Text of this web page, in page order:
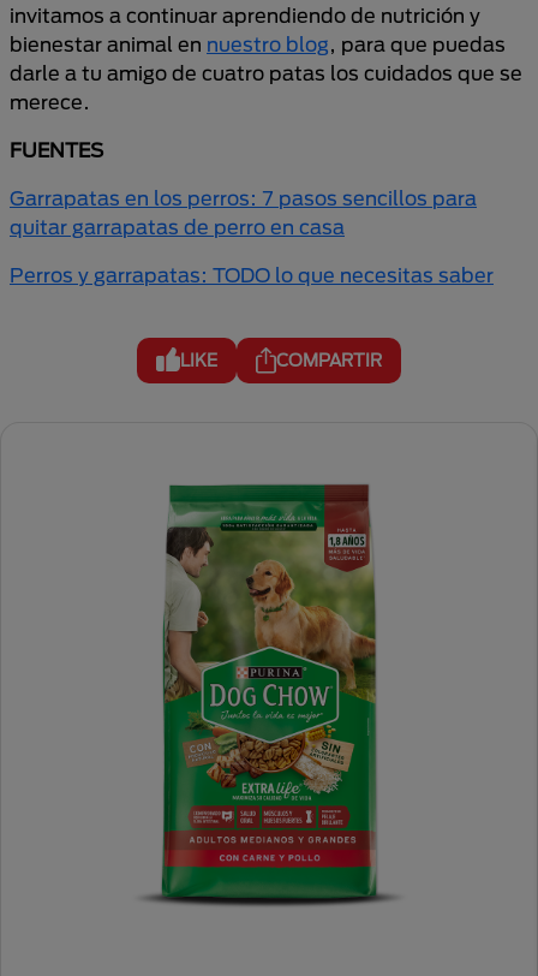
invitamos a continuar aprendiendo de nutrición y
bienestar animal en nuestro blog , para que puedas
darle a tu amigo de cuatro patas los cuidados que se
merece.
FUENTES
Garrapatas en los perros: 7 pasos sencillos para
quitar garrapatas de perro en casa
Perros y garrapatas: TODO lo que necesitas saber
LIKE COMPARTIR